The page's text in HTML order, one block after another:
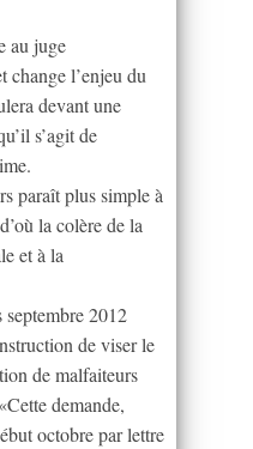
au juge
change l’enjeu du
devant une
s’agit de
paraît plus simple à
la colère de la
et à la
2012
de viser le
de malfaiteurs
demande,
octobre par lettre